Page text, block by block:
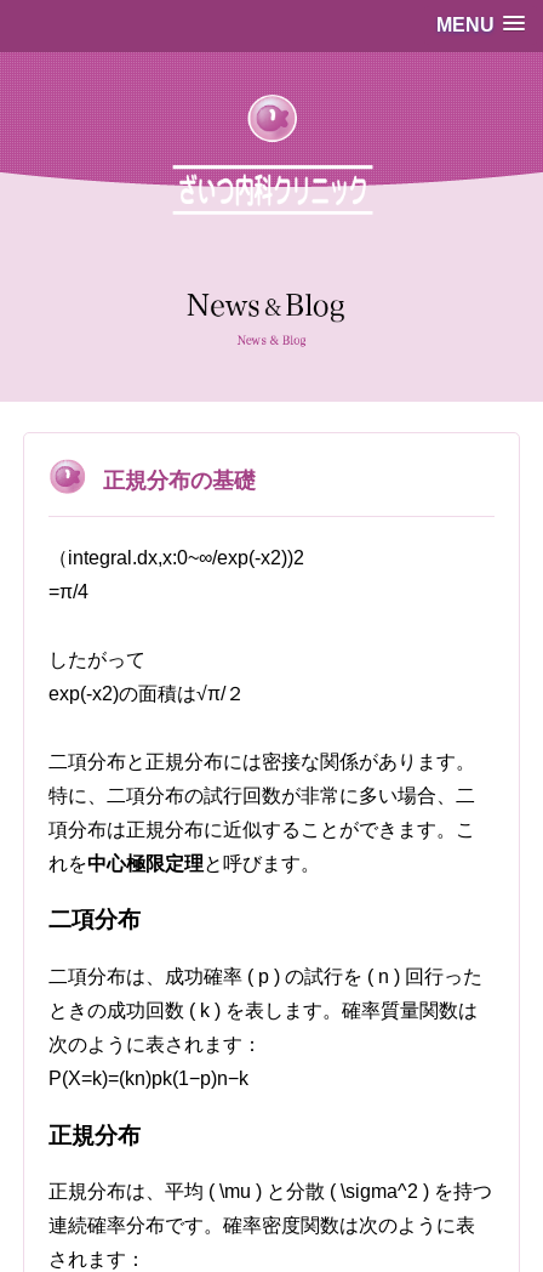
MENU
正規分布の基礎
（integral.dx,x:0~∞/exp(-x2))2
=π/4
したがって
exp(-x2)の面積は√π/２
二項分布と正規分布には密接な関係があります。
特に、二項分布の試行回数が非常に多い場合、二
項分布は正規分布に近似することができます。こ
れを中心極限定理と呼びます。
二項分布
二項分布は、成功確率 ( p ) の試行を ( n ) 回行った
ときの成功回数 ( k ) を表します。確率質量関数は
次のように表されます：
P(X=k)=(kn)pk(1−p)n−k
正規分布
正規分布は、平均 ( \mu ) と分散 ( \sigma^2 ) を持つ
連続確率分布です。確率密度関数は次のように表
されます：